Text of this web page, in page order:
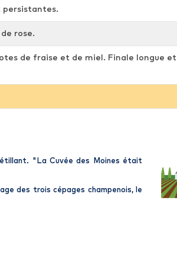
persistantes.
rose.
de fraise et de miel. Finale longue et
"LaCuvée des Moines était
des trois cépages champenois, le